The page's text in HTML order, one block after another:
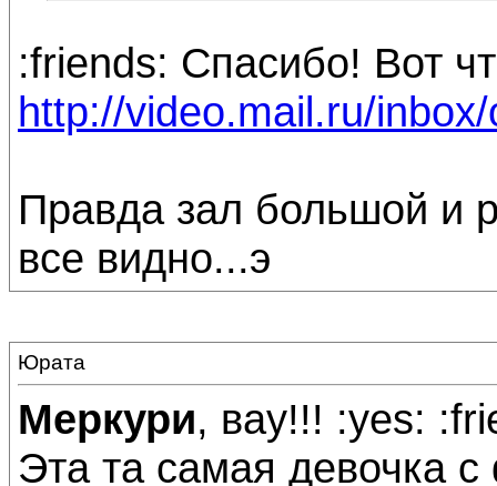
:friends: Спасибо! Вот
http://video.mail.ru/
Правда зал большой и
все видно...э
Юрата
Меркури, вау!!! :yes:
Эта та самая девочка